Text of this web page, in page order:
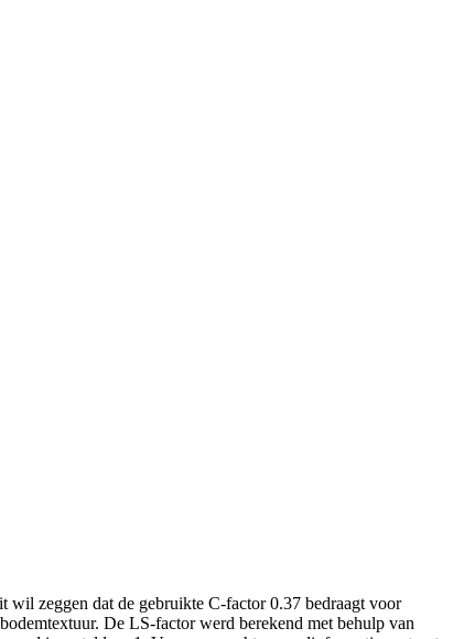
zeggen dat de gebruikte C-factor 0.37 bedraagt voor
De LS-factor werd berekend met behulp van